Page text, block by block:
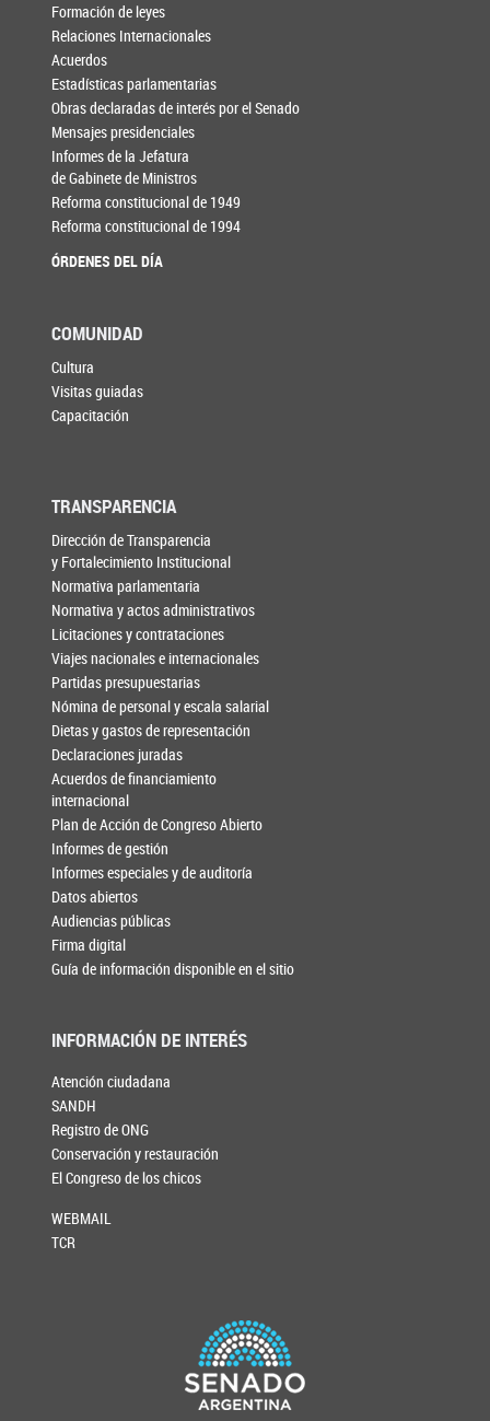
Formación de leyes
Relaciones Internacionales
Acuerdos
Estadísticas parlamentarias
Obras declaradas de interés por el Senado
Mensajes presidenciales
Informes de la Jefatura
de Gabinete de Ministros
Reforma constitucional de 1949
Reforma constitucional de 1994
ÓRDENES DEL DÍA
COMUNIDAD
Cultura
Visitas guiadas
Capacitación
TRANSPARENCIA
Dirección de Transparencia
y Fortalecimiento Institucional
Normativa parlamentaria
Normativa y actos administrativos
Licitaciones y contrataciones
Viajes nacionales e internacionales
Partidas presupuestarias
Nómina de personal y escala salarial
Dietas y gastos de representación
Declaraciones juradas
Acuerdos de financiamiento
internacional
Plan de Acción de Congreso Abierto
Informes de gestión
Informes especiales y de auditoría
Datos abiertos
Audiencias públicas
Firma digital
Guía de información disponible en el sitio
INFORMACIÓN DE INTERÉS
Atención ciudadana
SANDH
Registro de ONG
Conservación y restauración
El Congreso de los chicos
WEBMAIL
TCR